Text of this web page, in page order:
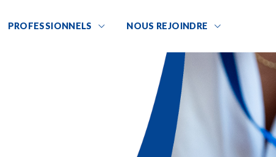
PROFESSIONNELS NOUS REJOINDRE